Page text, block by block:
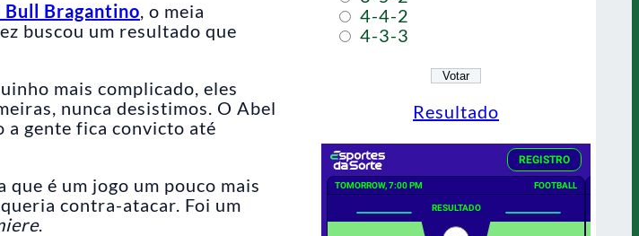
Bragantino, o meia
buscou um resultado que
mais complicado, eles
nunca desistimos. O Abel
a gente fica convicto até
é um jogo um pouco mais
contra-atacar. Foi um
.
4-4-2
4-3-3
Resultado